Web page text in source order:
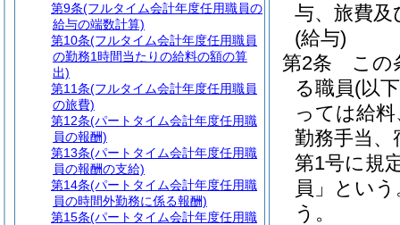
与、旅費
(給与)
第2条
この
る職員(以
っては給
勤務手当、
第1号に規
員」という
う。
第9条(フルタイム会計年度任用職員の
給与の端数計算)
第10条(フルタイム会計年度任用職員
の勤務1時間当たりの給料の額の算
出)
第11条(フルタイム会計年度任用職員
の旅費)
第12条(パートタイム会計年度任用職
員の報酬)
第13条(パートタイム会計年度任用職
員の報酬の支給)
第14条(パートタイム会計年度任用職
員の時間外勤務に係る報酬)
第15条(パートタイム会計年度任用職